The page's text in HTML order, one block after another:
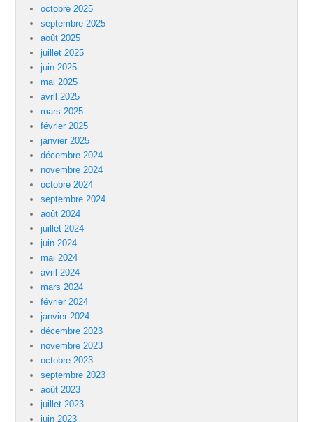
octobre 2025
septembre 2025
août 2025
juillet 2025
juin 2025
mai 2025
avril 2025
mars 2025
février 2025
janvier 2025
décembre 2024
novembre 2024
octobre 2024
septembre 2024
août 2024
juillet 2024
juin 2024
mai 2024
avril 2024
mars 2024
février 2024
janvier 2024
décembre 2023
novembre 2023
octobre 2023
septembre 2023
août 2023
juillet 2023
juin 2023